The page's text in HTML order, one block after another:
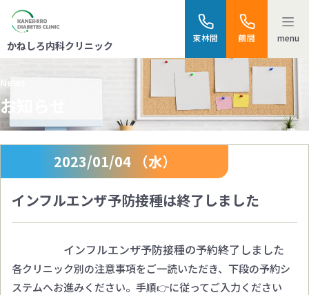
かねしろ内科クリニック
東林間 鶴間 menu
News
お知らせ
2023/01/04 （水）
インフルエンザ予防接種は終了しました
インフルエンザ予防接種の予約終了しました
各クリニック別の注意事項をご一読いただき、下段の予約シ
ステムへお進みください。手順👉に従ってご入力ください